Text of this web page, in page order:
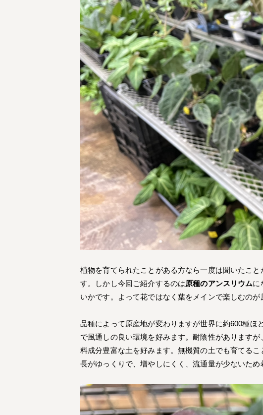
植物を育てられたことがある方なら一度は聞いたこ
す。しかし今回ご紹介するのは原種のアンスリウムに
いかです。よって花ではなく葉をメインで楽しむのが
品種によって原産地が変わりますが世界に約600種
で風通しの良い環境を好みます。耐陰性があります
料成分豊富な土を好みます。無機質の土でも育てる
長がゆっくりで、増やしにくく、流通量が少ないため